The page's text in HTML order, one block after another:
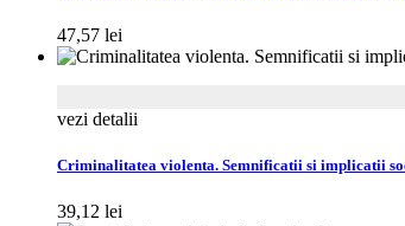
47,57 lei
vezi detalii
Criminalitatea violenta. Semnificatii si implicatii
39,12 lei